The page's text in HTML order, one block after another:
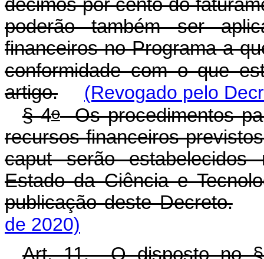
décimos por cento do
poderão também ser
financeiros no Programa a
conformidade com o que
artigo.
(Revogado pelo
§ 4oOs procedimentos
recursos financeiros
caput serão
Estado da Ciência e
publicação deste Decreto.
de 2020)
Art. 11. O disposto no